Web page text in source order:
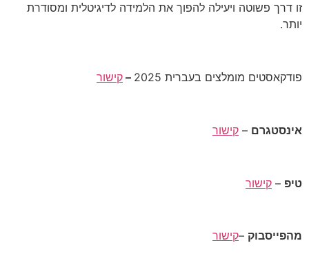
זו דרך פשוטה ויעילה להפוך את הלמידה לדיגיטלית ומסודרת
יותר.
פודקאסטים מומלצים בעברית 2025 – קישור
אינסטגרם – קישור
טיפ – קישור
מהפייסבוק –קישור